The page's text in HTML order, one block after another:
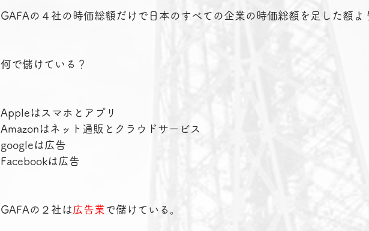
GAFAの４社の時価総額だけで日本のすべての企業の時価総額を足した額よ
何で儲けている？
Appleはスマホとアプリ
Amazonはネット通販とクラウドサービス
googleは広告
Facebookは広告
GAFAの２社は 広告業で儲けている。